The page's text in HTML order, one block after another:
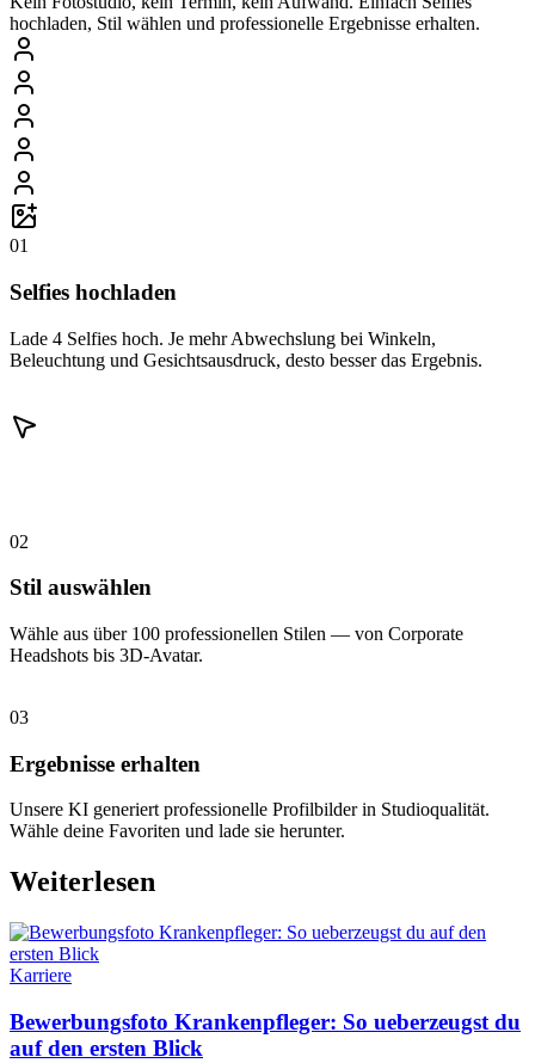
hochladen, Stil wählen und professionelle Ergebnisse erhalten.
01
Selfies hochladen
Lade 4 Selfies hoch. Je mehr Abwechslung bei Winkeln,
Beleuchtung und Gesichtsausdruck, desto besser das Ergebnis.
02
Stil auswählen
Wähle aus über 100 professionellen Stilen — von Corporate
Headshots bis 3D-Avatar.
03
Ergebnisse erhalten
Unsere KI generiert professionelle Profilbilder in Studioqualität.
Wähle deine Favoriten und lade sie herunter.
Weiterlesen
Karriere
Bewerbungsfoto Krankenpfleger: So ueberzeugst du
auf den ersten Blick